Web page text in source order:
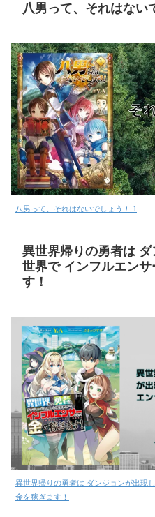
八男って、それはない
八男って、それはないでしょう！ 1
異世界帰りの勇者は
世界で インフルエン
す！
異世界帰りの勇者は ダンジョンが出現
金を稼ぎます！